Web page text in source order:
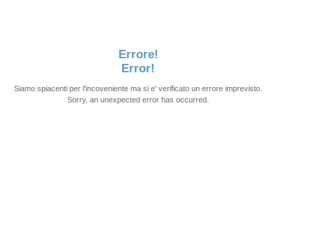
Errore!
Error!
Siamo spiacenti per l'incoveniente ma si e' verificato un errore imprevisto.
Sorry, an unexpected error has occurred.